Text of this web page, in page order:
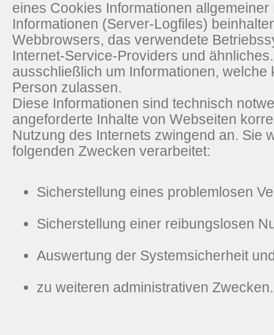
eines Cookies Informationen
Informationen (Server-Logfiles)
Webbrowsers, das verwendete
Internet-Service-Providers und
ausschließlich um Informationen,
Person zulassen.
Diese Informationen sind technisch
angeforderte Inhalte von Webseiten
Nutzung des Internets zwingend an. Sie
folgenden Zwecken verarbeitet:
Sicherstellung eines problemlosen
Sicherstellung einer reibungslosen
Auswertung der Systemsicherheit
zu weiteren administrativen Zwecken.